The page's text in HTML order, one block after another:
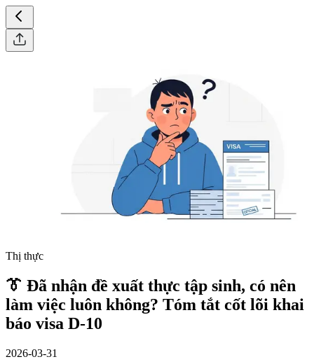
Thị thực
👔 Đã nhận đề xuất thực tập sinh, có nên
làm việc luôn không? Tóm tắt cốt lõi khai
báo visa D-10
2026-03-31